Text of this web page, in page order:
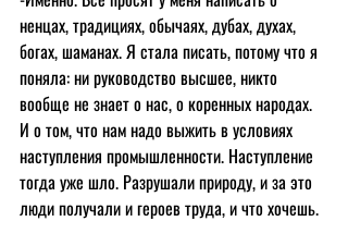
ненцах, традициях, обычаях, дубах, духах,
богах, шаманах. Я стала писать, потому что я
поняла: ни руководство высшее, никто
вообще не знает о нас, о коренных народах.
И о том, что нам надо выжить в условиях
наступления промышленности. Наступление
тогда уже шло. Разрушали природу, и за это
люди получали и героев труда, и что хочешь.